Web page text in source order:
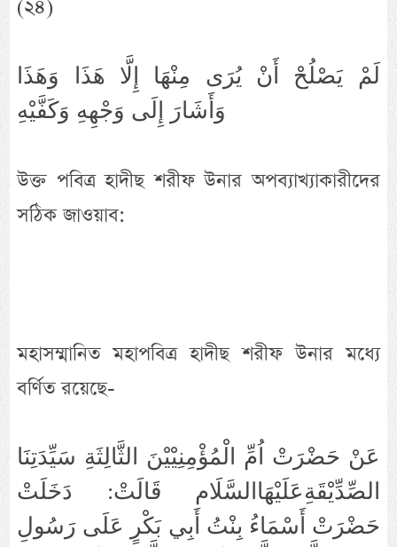
(২৪)
لَمْ يَصْلُحْ أَنْ يُرَى مِنْهَا إِلَّا هَذَا وَهَذَا
وَأَشَارَ إِلَى وَجْهِهِ وَكَفَّيْهِ
উক্ত পবিত্র হাদীছ শরীফ উনার অপব্যাখ্যাকারীদের
সঠিক জাওয়াব:
মহাসম্মানিত মহাপবিত্র হাদীছ শরীফ উনার মধ্যে
বর্ণিত রয়েছে-
عَنْ حَضْرَتْ اُمِّ الْمُؤْمِنِيْيْنَ الثَّالِثَةِ سَيِّدَتِنَا
الصِّدِّيْقَةِعَلَيْهَاالسَّلَام قَالَتْ: دَخَلَتْ
حَضْرَتْ أَسْمَاءُ بِنْتُ أَبِي بَكْرٍ عَلَى رَسُولِ